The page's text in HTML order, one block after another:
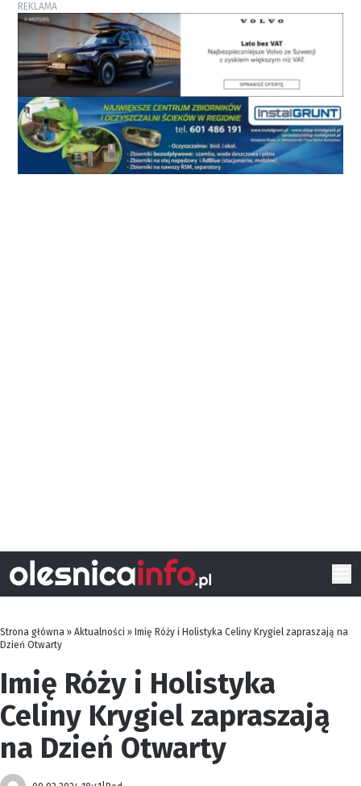
REKLAMA
Strona główna » Aktualności » Imię Róży i Holistyka Celiny Krygiel zapraszają na
Dzień Otwarty
Imię Róży i Holistyka
Celiny Krygiel zapraszają
na Dzień Otwarty